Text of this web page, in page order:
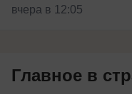
вчера в 12:05
Главное в